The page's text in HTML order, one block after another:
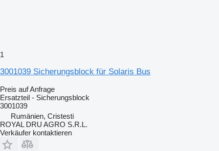
1
3001039 Sicherungsblock für Solaris Bus
Preis auf Anfrage
Ersatzteil - Sicherungsblock
3001039
Rumänien, Cristesti
ROYAL DRU AGRO S.R.L.
Verkäufer kontaktieren